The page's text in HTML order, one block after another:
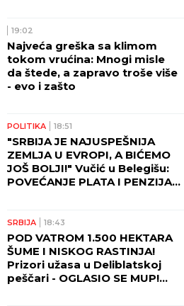
19:02
Najveća greška sa klimom
tokom vrućina: Mnogi misle
da štede, a zapravo troše više
- evo i zašto
POLITIKA 18:51
"SRBIJA JE NAJUSPEŠNIJA
ZEMLJA U EVROPI, A BIĆEMO
JOŠ BOLJI!" Vučić u Belegišu:
POVEĆANJE PLATA I PENZIJA
SRBIJA 18:43
POD VATROM 1.500 HEKTARA
ŠUME I NISKOG RASTINJA!
Prizori užasa u Deliblatskoj
peščari - OGLASIO SE MUP!